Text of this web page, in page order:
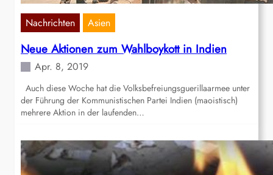
Nachrichten Asien
Neue Aktionen zum Wahlboykott in Indien
Apr. 8, 2019
Auch diese Woche hat die Volksbefreiungsguerillaarmee unter
der Führung der Kommunistischen Partei Indien (maoistisch)
mehrere Aktion in der laufenden…